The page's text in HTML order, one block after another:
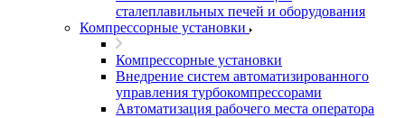
сталеплавильных печей и оборудования
Компрессорные установки
Компрессорные установки
Внедрение систем автоматизированного
управления турбокомпрессорами
Автоматизация рабочего места оператора